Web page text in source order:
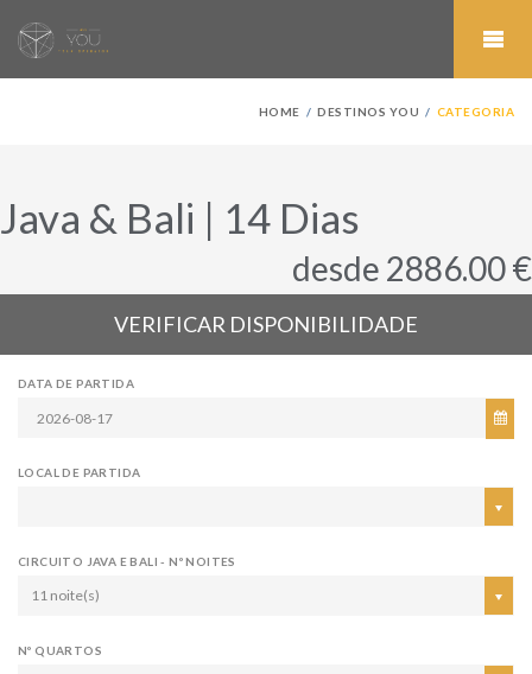
HOME DESTINOS YOU CATEGORIA
Java & Bali | 14 Dias
desde 2886.00 €
VERIFICAR DISPONIBILIDADE
DATA DE PARTIDA
LOCAL DE PARTIDA
CIRCUITO JAVA E BALI - Nº NOITES
11 noite(s)
Nº QUARTOS